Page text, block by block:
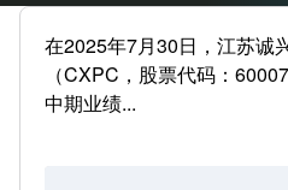
在2025年7月30日，江苏诚
（CXPC，股票代码：
中期业绩...